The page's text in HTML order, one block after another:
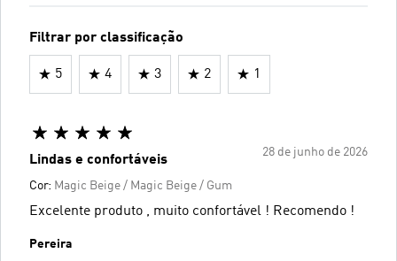
Filtrar por classificação
5 4 3 2 1
28 de junho de 2026
Lindas e confortáveis
Cor: Magic Beige / Magic Beige / Gum
Excelente produto , muito confortável ! Recomendo !
Pereira